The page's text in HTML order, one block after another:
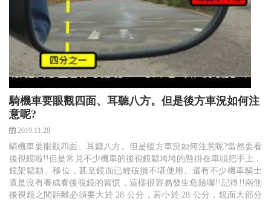
騎機車要眼觀四面、耳聽八方。但是後方車況如何注
意呢?
2019.11.28
騎機車要眼觀四面、耳聽八方。但是後方車況如何注意呢?當然要看
後視鏡啦!!但是常見不少機車的後視鏡鬆垮垮的懸掛在車頭把手上，
鏡架鬆動、移位，甚至鏡面已經破損不堪使用。還有不少機車騎士
還是沒有養成看後視鏡的習慣，這樣很容易發生危險喔!!記得!!兩側
後視鏡之間距離必須要大於 28 公分，若小於 28 公分，鏡面大部分